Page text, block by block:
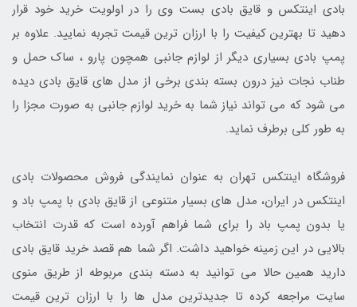
بادی اینتکس و قایق بادی بست وی را در اولویت خرید خود قرار
دهید تا بهترین کیفیت را با ارزان ترین قیمت تجربه نمایید. علاوه بر
پمپ بادی بسیاری دیگر از لوازم جانبی همچون پارو ، ساک حمل و
طناب نجات نیز درون بسته بندی برخی از مدل های قایق بادی دیده
می شود که می تواند نیاز شما به خرید لوازم جانبی به صورت مجزا را
به طور کلی برطرف نماید.
فروشگاه اینتکس تهران به عنوان نمایندگی فروش محصولات بادی
اینتکس در ایران، مدل های بسیار متنوعی از قایق بادی با پمپ باد و
یا بدون پمپ باد را برای شما فراهم آورده است که قدرت انتخاب
بالایی در این زمینه خواهید داشت. اگر شما هم قصد خرید قایق بادی
دارید همین حالا می توانید به دسته بندی مربوطه از طریق منوی
سایت مراجعه کرده تا جدیدترین مدل ها را با ارزان ترین قیمت